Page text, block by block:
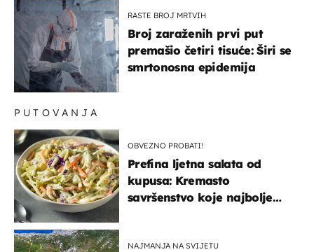
RASTE BROJ MRTVIH
Broj zaraženih prvi put
premašio četiri tisuće: Širi se
smrtonosna epidemija
PUTOVANJA
OBVEZNO PROBATI!
Prefina ljetna salata od
kupusa: Kremasto
savršenstvo koje najbolje
NAJMANJA NA SVIJETU